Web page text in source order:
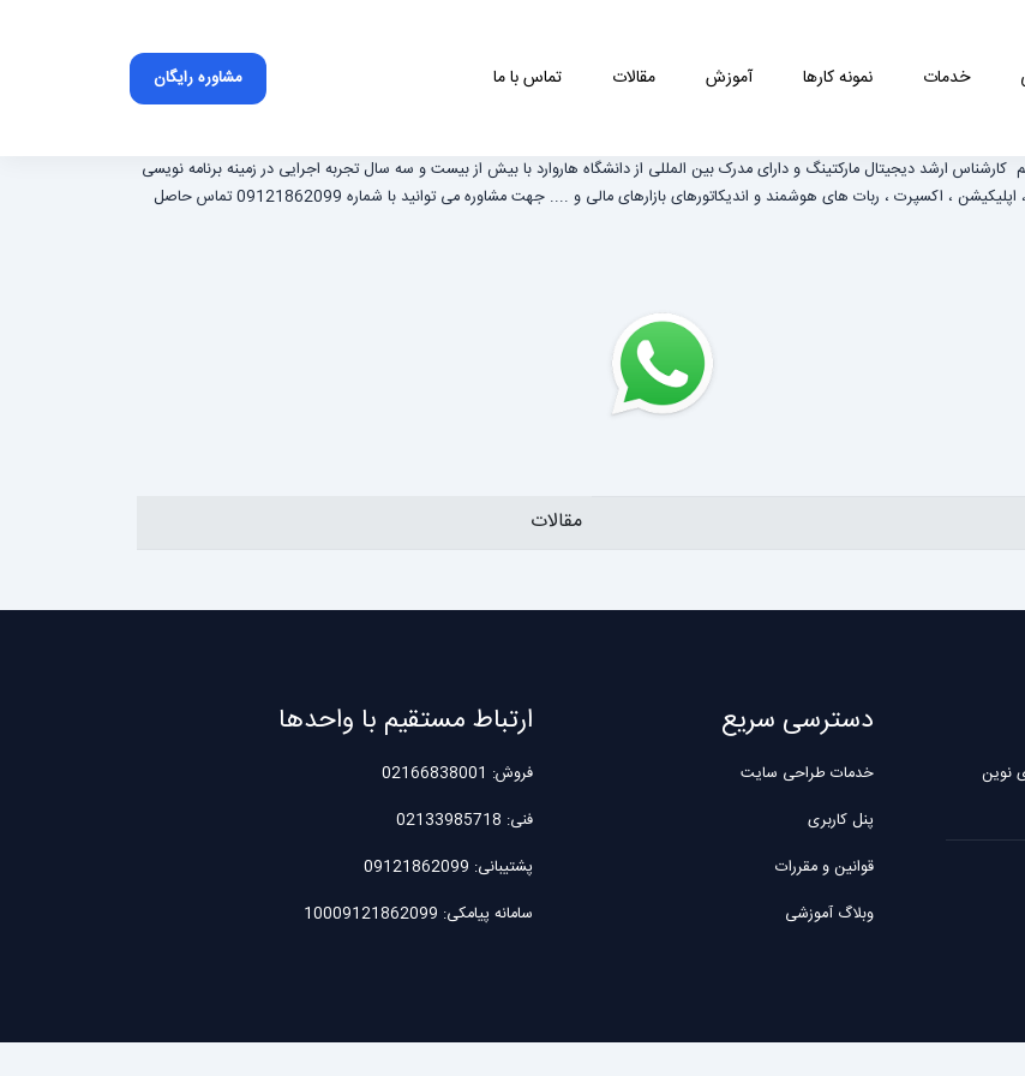
خدمات نمونه کارها آموزش مقالات تماس با ما مشاوره رایگان
کارشناس ارشد دیجیتال مارکتینگ و دارای مدرک بین المللی از دانشگاه هاروارد با بیش از بیست و سه سال تجربه اجرایی در زمینه برنامه نویسی
و طراحی انواع وب سایت ، اپلیکیشن ، اکسپرت ، ربات های هوشمند و اندیکاتورهای بازارهای مالی و .... جهت مشاوره می توانید با شماره 09121862099 تماس حاصل
مقالات
نوین
دسترسی سریع
خدمات طراحی سایت
پنل کاربری
قوانین و مقررات
وبلاگ آموزشی
ارتباط مستقیم با واحدها
فروش: 02166838001
فنی: 02133985718
پشتیبانی: 09121862099
سامانه پیامکی: 10009121862099